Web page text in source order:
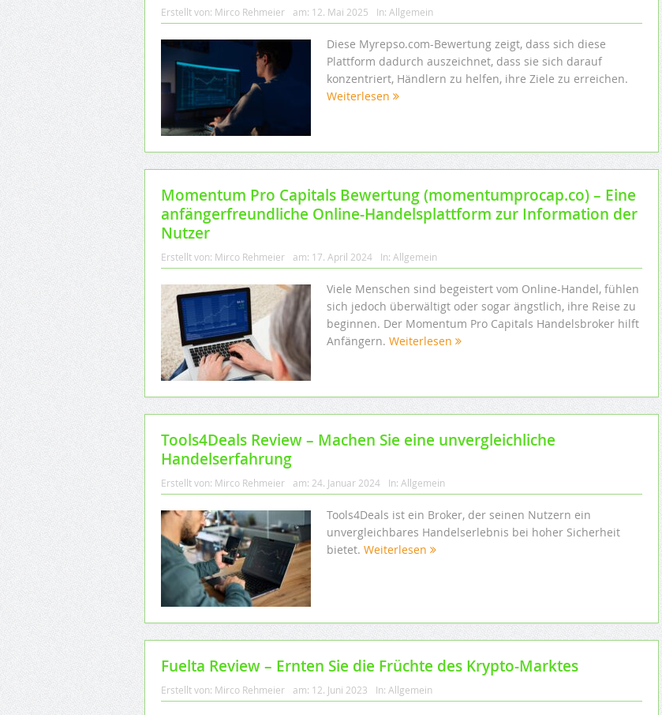
Erstellt von: Mirco Rehmeier am: 12. Mai 2025 In: Allgemein
Diese Myrepso.com-Bewertung zeigt, dass sich diese
Plattform dadurch auszeichnet, dass sie sich darauf
konzentriert, Händlern zu helfen, ihre Ziele zu erreichen.
Weiterlesen
Momentum Pro Capitals Bewertung (momentumprocap.co) – Eine
anfängerfreundliche Online-Handelsplattform zur Information der
Nutzer
Erstellt von: Mirco Rehmeier am: 17. April 2024 In: Allgemein
Viele Menschen sind begeistert vom Online-Handel, fühlen
sich jedoch überwältigt oder sogar ängstlich, ihre Reise zu
beginnen. Der Momentum Pro Capitals Handelsbroker hilft
Anfängern. Weiterlesen
Tools4Deals Review – Machen Sie eine unvergleichliche
Handelserfahrung
Erstellt von: Mirco Rehmeier am: 24. Januar 2024 In: Allgemein
Tools4Deals ist ein Broker, der seinen Nutzern ein
unvergleichbares Handelserlebnis bei hoher Sicherheit
bietet. Weiterlesen
Fuelta Review – Ernten Sie die Früchte des Krypto-Marktes
Erstellt von: Mirco Rehmeier am: 12. Juni 2023 In: Allgemein